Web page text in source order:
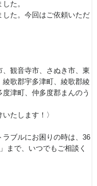
た。
た。今回はご依頼いただ
観音寺市、さぬき市、東
歌郡宇多津町、綾歌郡綾
津町、仲多度郡まんのう
たします！〉
ブルにお困りの時は、36
まで、いつでもご相談く